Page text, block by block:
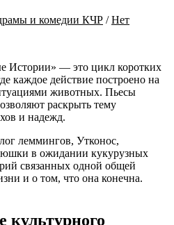
и комедии КЧР /Нет
Истории» — это цикл коротких
каждое действие построено на
животных. Пьесы
раскрыть тему
и надежд.
леммингов, Утконос,
в ожидании кукурузных
связанных одной общей
и о том, что она конечна.
культурного